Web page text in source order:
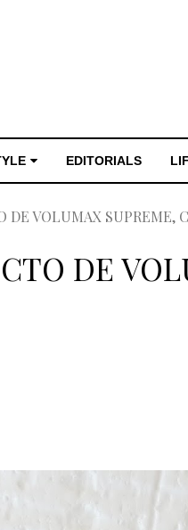
EDITORIALS
DE VOLUMAX SUPREME,
DE